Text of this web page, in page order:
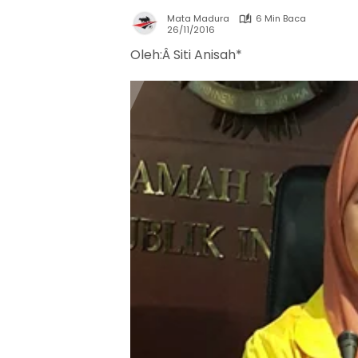
Mata Madura
6 Min Baca
26/11/2016
Oleh:Â Siti Anisah*